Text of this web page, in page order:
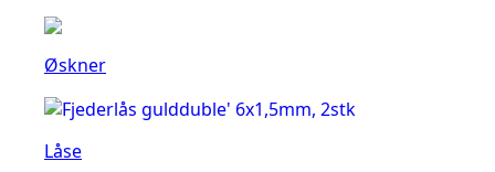
Øskner
Låse